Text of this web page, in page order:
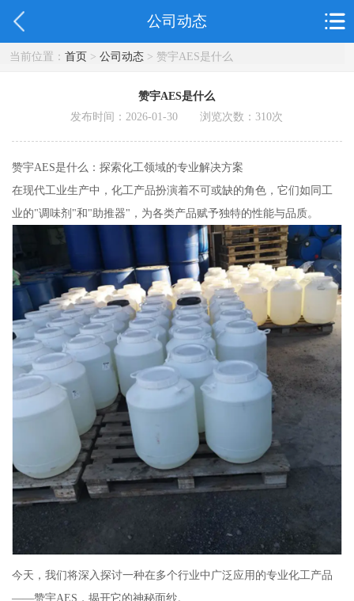
公司动态
当前位置： 首页> 公司动态> 赞宇AES是什么
赞宇AES是什么
发布时间：2026-01-30 浏览次数：310次
赞宇AES是什么：探索化工领域的专业解决方案
在现代工业生产中，化工产品扮演着不可或缺的角色，它们如同工
业的"调味剂"和"助推器"，为各类产品赋予独特的性能与品质。
今天，我们将深入探讨一种在多个行业中广泛应用的专业化工产品
——赞宇AES，揭开它的神秘面纱。